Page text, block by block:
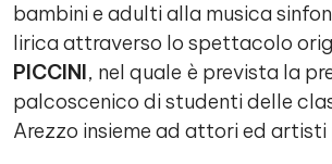
bambini e adulti alla musica
lirica attraverso lo spettacolo
PICCINI, nel quale è prevista la
palcoscenico di studenti delle
Arezzo insieme ad attori ed artisti